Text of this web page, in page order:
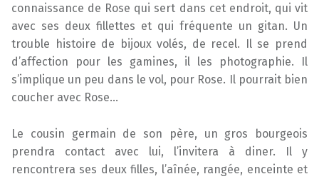
connaissance de Rose qui sert dans cet endroit, qui vit
avec ses deux fillettes et qui fréquente un gitan. Un
trouble histoire de bijoux volés, de recel. Il se prend
d’affection pour les gamines, il les photographie. Il
s’implique un peu dans le vol, pour Rose. Il pourrait bien
coucher avec Rose…
Le cousin germain de son père, un gros bourgeois
prendra contact avec lui, l’invitera à diner. Il y
rencontrera ses deux filles, l’aînée, rangée, enceinte et